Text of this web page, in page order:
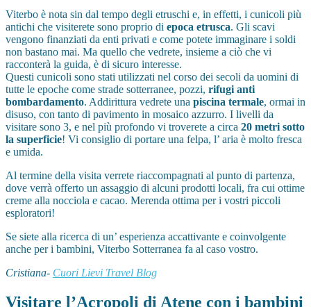
Viterbo è nota sin dal tempo degli etruschi e, in effetti, i cunicoli più
antichi che visiterete sono proprio di epoca etrusca. Gli scavi
vengono finanziati da enti privati e come potete immaginare i soldi
non bastano mai. Ma quello che vedrete, insieme a ciò che vi
racconterà la guida, è di sicuro interesse.
Questi cunicoli sono stati utilizzati nel corso dei secoli da uomini di
tutte le epoche come strade sotterranee, pozzi, rifugi anti
bombardamento. Addirittura vedrete una piscina termale, ormai in
disuso, con tanto di pavimento in mosaico azzurro. I livelli da
visitare sono 3, e nel più profondo vi troverete a circa 20 metri sotto
la superficie! Vi consiglio di portare una felpa, l’ aria è molto fresca
e umida.
Al termine della visita verrete riaccompagnati al punto di partenza,
dove verrà offerto un assaggio di alcuni prodotti locali, fra cui ottime
creme alla nocciola e cacao. Merenda ottima per i vostri piccoli
esploratori!
Se siete alla ricerca di un’ esperienza accattivante e coinvolgente
anche per i bambini, Viterbo Sotterranea fa al caso vostro.
Cristiana- Cuori Lievi Travel Blog
Visitare l’Acropoli di Atene con i bambini